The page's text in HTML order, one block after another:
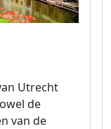
Utrecht
de
van de